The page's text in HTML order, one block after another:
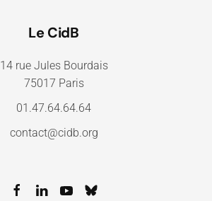
Le CidB
14 rue Jules Bourdais
75017 Paris
01.47.64.64.64
contact@cidb.org